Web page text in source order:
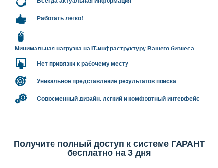
Работать легко!
Минимальная нагрузка на IT-инфраструктуру Вашего бизнеса
Нет привязки к рабочему месту
Уникальное представление результатов поиска
Современный дизайн, легкий и комфортный интерфейс
Получите полный доступ к системе ГАРАНТ
есплатно на 3 дня